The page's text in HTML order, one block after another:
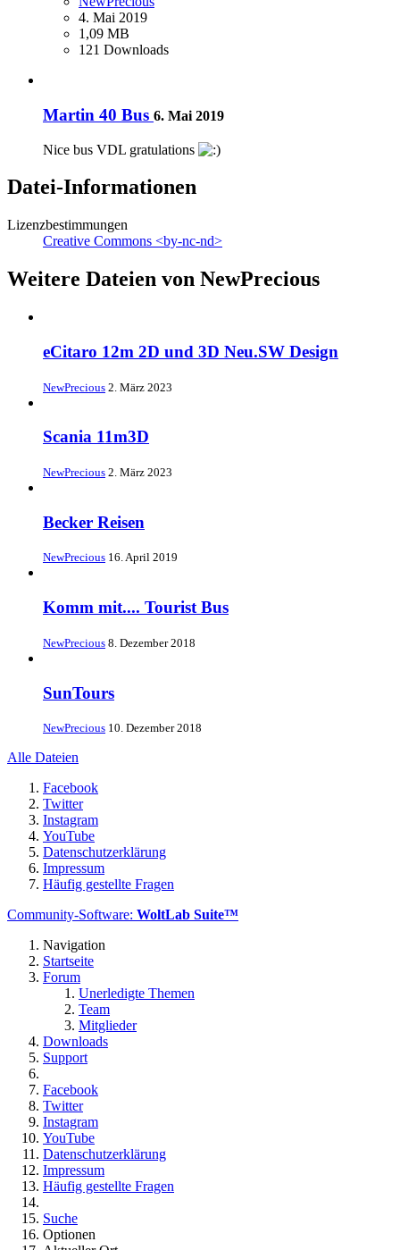
4. Mai 2019
1,09 MB
121 Downloads
Martin 40 Bus 6. Mai 2019
Nice bus VDL gratulations
Datei-Informationen
Lizenzbestimmungen
Creative Commons <by-nc-nd>
Weitere Dateien von NewPrecious
eCitaro 12m 2D und 3D Neu.SW Design
NewPrecious 2. März 2023
Scania 11m3D
NewPrecious 2. März 2023
Becker Reisen
NewPrecious 16. April 2019
Komm mit.... Tourist Bus
NewPrecious 8. Dezember 2018
SunTours
NewPrecious 10. Dezember 2018
Alle Dateien
Facebook
Twitter
Instagram
YouTube
Datenschutzerklärung
Impressum
Häufig gestellte Fragen
Community-Software: WoltLab Suite™
Navigation
Startseite
Forum
Unerledigte Themen
Team
Mitglieder
Downloads
Support
Facebook
Twitter
Instagram
YouTube
Datenschutzerklärung
Impressum
Häufig gestellte Fragen
Suche
Optionen